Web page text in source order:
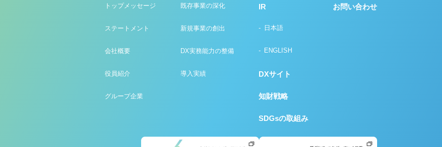
トップメッセージ
ステートメント
会社概要
役員紹介
グループ企業
既存事業の深化
新規事業の創出
DX実務能力の整備
導入実績
IR
日本語
ENGLISH
DXサイト
知財戦略
SDGsの取組み
お問い合わせ